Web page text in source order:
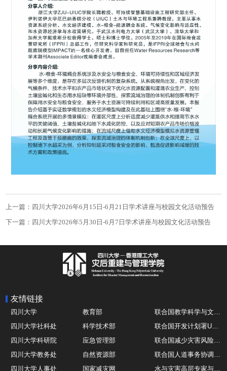
上一篇：四川大学2026年6月15日-6月21日学术讲座与校园文化活动预告
下一篇：四川大学2026年5月30日-6月7日学术讲座与校园文化活动预告
友情链接
四川大学 教育部
联合国教学科学与文化组织UNESCO
四川大学社科处
科学技术部
联合国开发计划署UNDP
四川大学科研院
应急管理部
联合国减少灾害风险办公室UNDRR
四川大学教务处
自然资源部
联合国人道事务协调厅OCHA
四川大学人事处
国家减灾网 水与灾害高层专家与领导组 HELP